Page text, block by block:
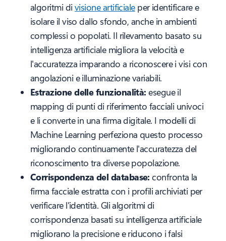
algoritmi di visione artificialeper identificare e
isolare il viso dallo sfondo, anche in ambienti
complessi o popolati. Il rilevamento basato su
intelligenza artificiale migliora la velocità e
l'accuratezza imparando a riconoscere i visi con
angolazioni e illuminazione variabili.
Estrazione delle funzionalità: esegue il
mapping di punti di riferimento facciali univoci
e li converte in una firma digitale. I modelli di
Machine Learning perfeziona questo processo
migliorando continuamente l'accuratezza del
riconoscimento tra diverse popolazione.
Corrispondenza del database: confronta la
firma facciale estratta con i profili archiviati per
verificare l'identità. Gli algoritmi di
corrispondenza basati su intelligenza artificiale
migliorano la precisione e riducono i falsi